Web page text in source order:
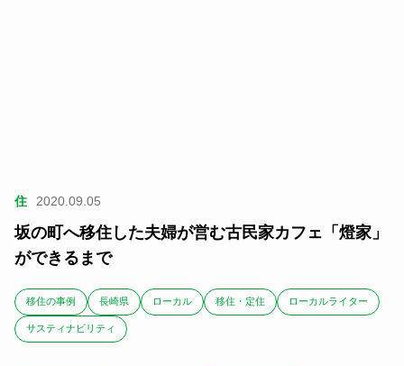
住 2020.09.05
坂の町へ移住した夫婦が営む古民家カフェ「燈家」
ができるまで
移住の事例 長崎県 ローカル 移住・定住 ローカルライター
サスティナビリティ